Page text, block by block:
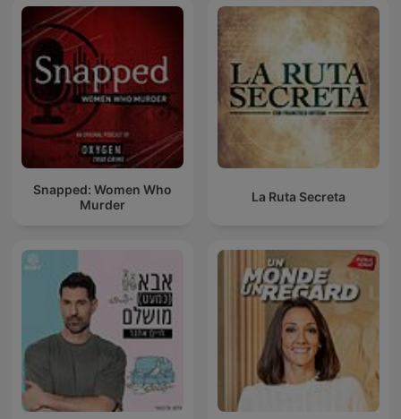
Snapped: Women Who
Murder
La Ruta Secreta